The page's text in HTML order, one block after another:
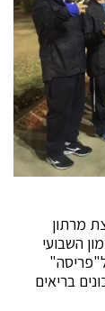
מרתון
השבועי
בריאים